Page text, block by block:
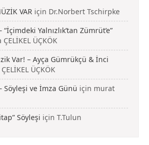
VAR için Dr.Norbert Tschirpke
Yalnızlık’tan Zümrüt’e”
ÜÇKÖK
Var! – Ayça Gümrükçü & İnci
ÜÇKÖK
Söyleşi ve İmza Günü için murat
Söyleşi için T.Tulun